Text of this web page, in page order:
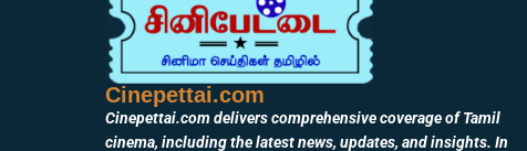
Cinepettai.com
Cinepettai.com delivers comprehensive coverage of Tamil
cinema, including the latest news, updates, and insights. In